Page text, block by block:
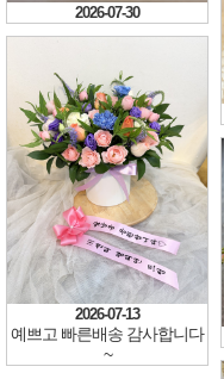
2026-07-30
2026-07-13
예쁘고 빠른배송 감사합니다
~